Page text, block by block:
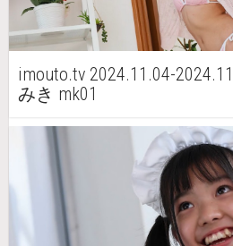
imouto.tv 2024.11.04-
みき mk01